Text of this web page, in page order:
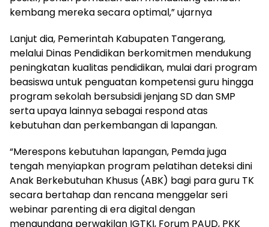
kembang mereka secara optimal,” ujarnya
Lanjut dia, Pemerintah Kabupaten Tangerang,
melalui Dinas Pendidikan berkomitmen mendukung
peningkatan kualitas pendidikan, mulai dari program
beasiswa untuk penguatan kompetensi guru hingga
program sekolah bersubsidi jenjang SD dan SMP
serta upaya lainnya sebagai respond atas
kebutuhan dan perkembangan di lapangan.
“Merespons kebutuhan lapangan, Pemda juga
tengah menyiapkan program pelatihan deteksi dini
Anak Berkebutuhan Khusus (ABK) bagi para guru TK
secara bertahap dan rencana menggelar seri
webinar parenting di era digital dengan
mengundang perwakilan IGTKI, Forum PAUD, PKK